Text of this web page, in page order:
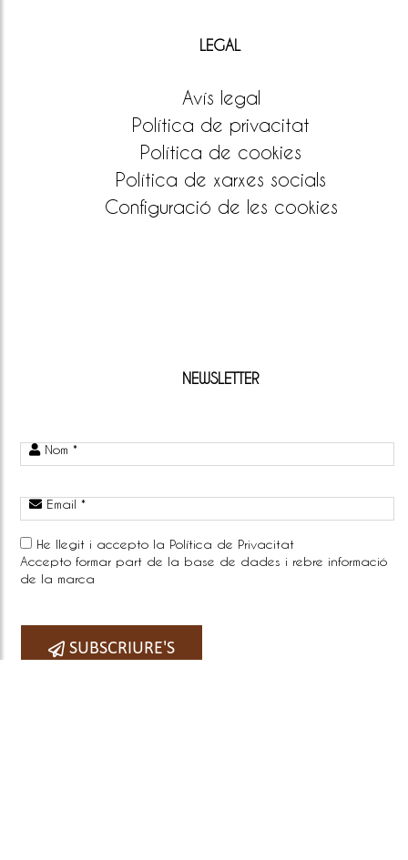
LEGAL
Avís legal
Política de privacitat
Política de cookies
Política de xarxes socials
Configuració de les cookies
NEWSLETTER
Nom *
Email *
He llegit i accepto la Política de Privacitat
Accepto formar part de la base de dades i rebre informació
de la marca
SUBSCRIURE'S